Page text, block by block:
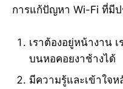
การแก้ปัญหา Wi-Fi ที่มี
เราต้องอยู่หน้างาน
บนหอคอยงาช้างได้
มีความรู้และเข้าใจ